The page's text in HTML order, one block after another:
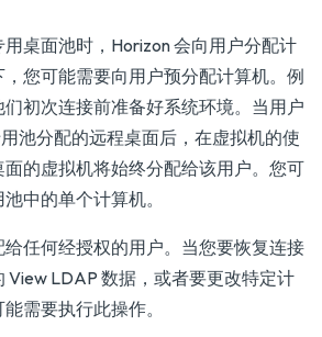
桌面池时，Horizon 会向用户分配计
您可能需要向用户预分配计算机。例
初次连接前准备好系统环境。当用户
池分配的远程桌面后，在虚拟机的使
的虚拟机将始终分配给该用户。您可
中的单个计算机。
任何经授权的用户。当您要恢复连接
View LDAP 数据，或者要更改特定计
需要执行此操作。